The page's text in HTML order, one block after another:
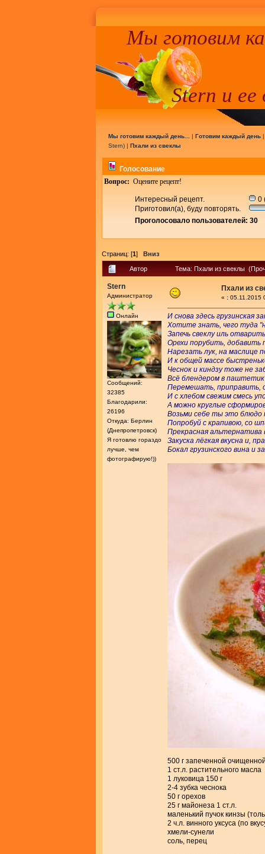
Мы готовим
Stern и ее
Мы готовим каждый день... | Готовим каждый день
Stern) | Пхали из свеклы
Голосование
Вопрос: Оцените рецепт!
Интересный рецепт.
0
Приготовил(а), буду повторять.
Проголосовало пользователей: 30
Страниц: [1] Вниз
Автор Тема: Пхали из свеклы
Stern
Администратор
Онлайн
Сообщений:
32385
Благодарили:
26196
Откуда: Берлин
(Днепропетровск)
Я готовлю гораздо
лучше, чем
фотографирую!))
Пхали из
« : 05.11.2015
И снова здесь грузинская
Хотите знать, чего туда
Запечь свеклу иль
Орехи порубить, добавить
Нарезать лук, на маслице
И к общей массе
Чеснок и киндзу тоже не
Всё блендером в
Перемешать, приправить,
И с хлебом свежим смесь
А можно круглые
Возьми себе ты это блюдо
Попробуй с крапивою, со
Прекрасная альтернатива
Закуска лёгкая вкусна и,
Бокал грузинского вина и
500 г запеченной
1 ст.л. растительного масла
1 луковица 150 г
2-4 зубка чеснока
50 г орехов
25 г майонеза 1 ст.л.
маленький пучок кинзы
2 ч.л. винного уксуса (по
хмели-сунели
соль, перец